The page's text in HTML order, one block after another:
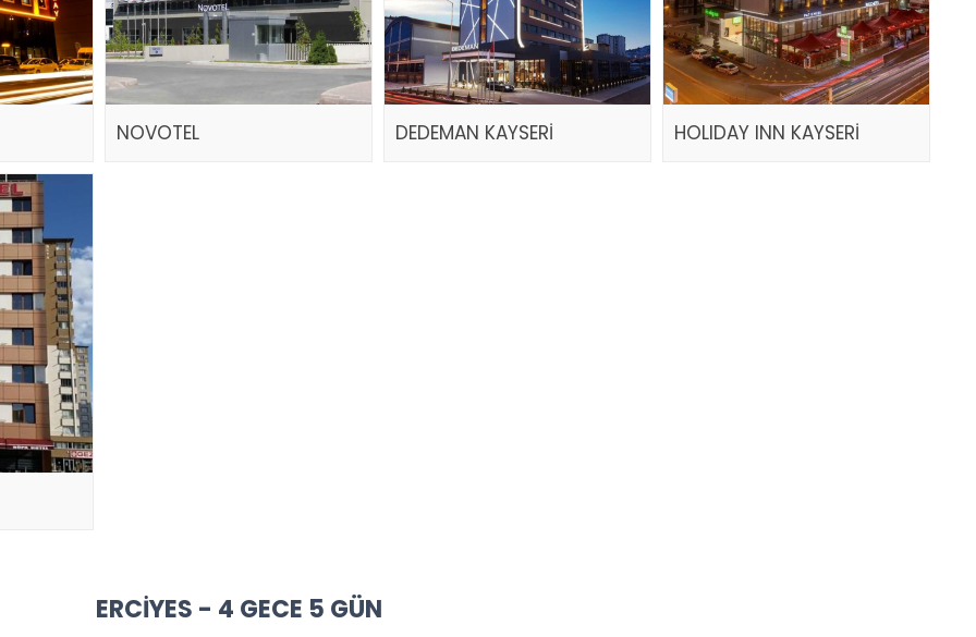
NOVOTEL DEDEMAN KAYSERİ HOLIDAY INN KAYSERİ
ERCIYES - 4 GECE 5 GÜN